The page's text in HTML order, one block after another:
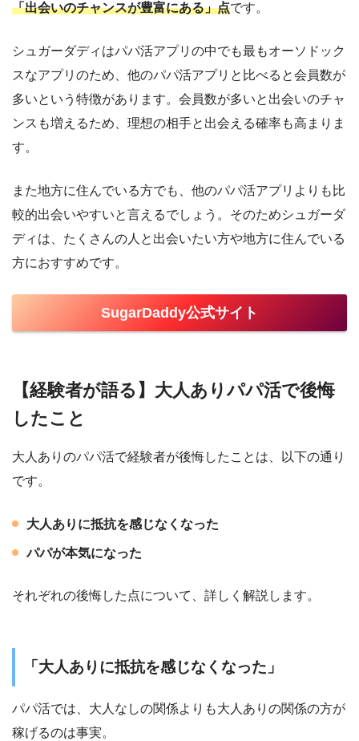
「出会いのチャンスが豊富にある」点です。
シュガーダディはパパ活アプリの中でも最もオーソドック
スなアプリのため、他のパパ活アプリと比べると会員数が
多いという特徴があります。会員数が多いと出会いのチャ
ンスも増えるため、理想の相手と出会える確率も高まりま
す。
また地方に住んでいる方でも、他のパパ活アプリよりも比
較的出会いやすいと言えるでしょう。そのためシュガーダ
ディは、たくさんの人と出会いたい方や地方に住んでいる
方におすすめです。
SugarDaddy公式サイト
【経験者が語る】大人ありパパ活で後悔
したこと
大人ありのパパ活で経験者が後悔したことは、以下の通り
です。
大人ありに抵抗を感じなくなった
パパが本気になった
それぞれの後悔した点について、詳しく解説します。
「大人ありに抵抗を感じなくなった」
パパ活では、大人なしの関係よりも大人ありの関係の方が
稼げるのは事実。